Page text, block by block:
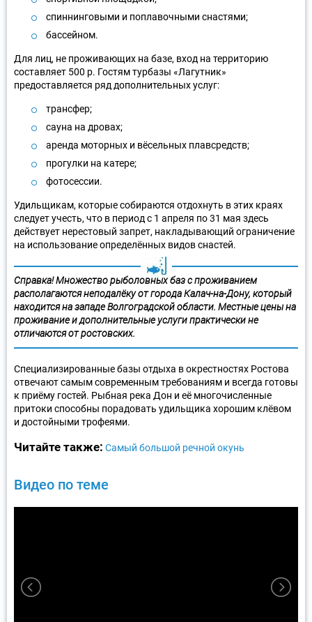
спиннинговыми и поплавочными снастями;
бассейном.
Для лиц, не проживающих на базе, вход на территорию
составляет 500 р. Гостям турбазы «Лагутник»
предоставляется ряд дополнительных услуг:
трансфер;
сауна на дровах;
аренда моторных и вёсельных плавсредств;
прогулки на катере;
фотосессии.
Удильщикам, которые собираются отдохнуть в этих краях
следует учесть, что в период с 1 апреля по 31 мая здесь
действует нерестовый запрет, накладывающий ограничение
на использование определённых видов снастей.
Справка! Множество рыболовных баз с проживанием
располагаются неподалёку от города Калач-на-Дону, который
находится на западе Волгоградской области. Местные цены на
проживание и дополнительные услуги практически не
отличаются от ростовских.
Специализированные базы отдыха в окрестностях Ростова
отвечают самым современным требованиям и всегда готовы
к приёму гостей. Рыбная река Дон и её многочисленные
притоки способны порадовать удильщика хорошим клёвом
и достойными трофеями.
Читайте также: Самый большой речной окунь
Видео по теме